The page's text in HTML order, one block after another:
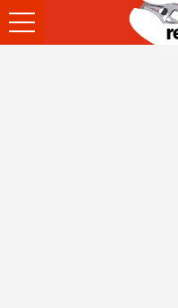
Ouvrir
le